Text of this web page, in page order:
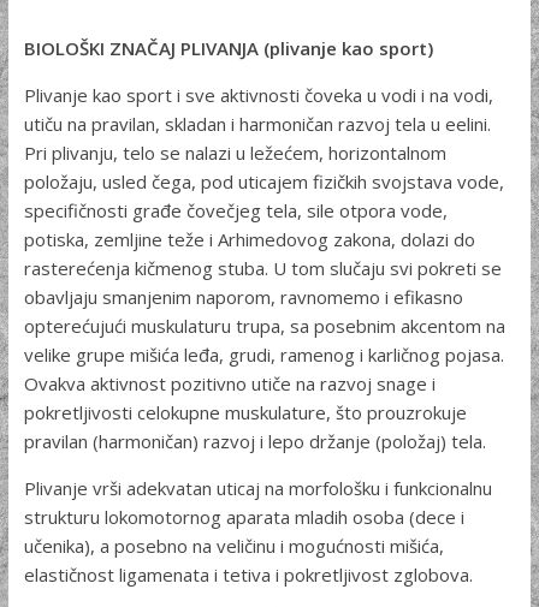
BIOLOŠKI ZNAČAJ PLIVANJA (plivanje kao sport)
Plivanje kao sport i sve aktivnosti čoveka u vodi i na vodi,
utiču na pravilan, skladan i harmoničan razvoj tela u eelini.
Pri plivanju, telo se nalazi u ležećem, horizontalnom
položaju, usled čega, pod uticajem fizičkih svojstava vode,
specifičnosti građe čovečjeg tela, sile otpora vode,
potiska, zemljine teže i Arhimedovog zakona, dolazi do
rasterećenja kičmenog stuba. U tom slučaju svi pokreti se
obavljaju smanjenim naporom, ravnomemo i efikasno
optereću­jući muskulaturu trupa, sa posebnim akcentom na
velike grupe mi­šića leđa, grudi, ramenog i karličnog pojasa.
Ovakva aktivnost pozitivno utiče na razvoj snage i
pokretljivosti celokupne muskula­ture, što prouzrokuje
pravilan (harmoničan) razvoj i lepo držanje (položaj) tela.
Plivanje vrši adekvatan uticaj na morfološku i funkcionalnu
strukturu lokomotornog aparata mladih osoba (dece i
učenika), a posebno na veličinu i mogućnosti mišića,
elastičnost ligamenata i tetiva i pokretljivost zglobova.